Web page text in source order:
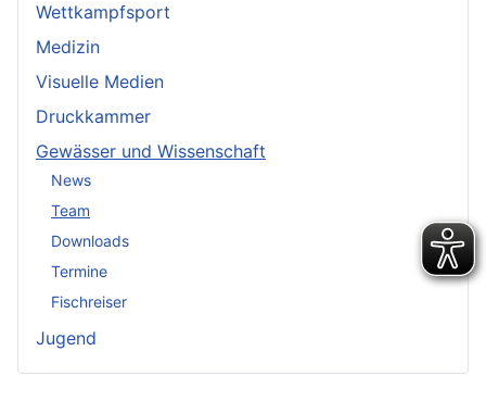
Wettkampfsport
Medizin
Visuelle Medien
Druckkammer
Gewässer und Wissenschaft
News
Team
Downloads
Termine
Fischreiser
Jugend